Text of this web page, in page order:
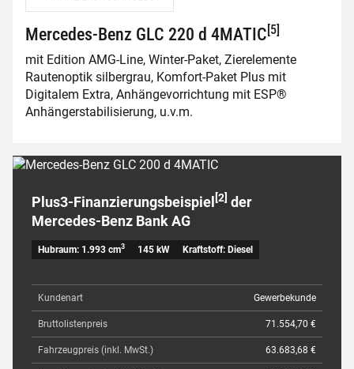
Mercedes-Benz GLC 220 d 4MATIC[5]
mit Edition AMG-Line, Winter-Paket, Zierelemente
Rautenoptik silbergrau, Komfort-Paket Plus mit
Digitalem Extra, Anhängevorrichtung mit ESP®
Anhängerstabilisierung, u.v.m.
Plus3-Finanzierungsbeispiel [2] der
Mercedes-Benz Bank AG
Hubraum: 1.993 cm3 145 kW Kraftstoff: Diesel
Kundenart Gewerbekunde
Bruttolistenpreis 71.554,70 €
Fahrzeugpreis (inkl. MwSt.) 63.683,68 €